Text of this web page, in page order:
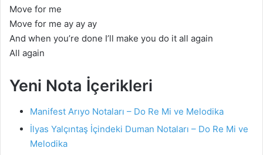
Move for me
Move for me ay ay ay
And when you’re done I’ll make you do it all again
All again
Yeni Nota İçerikleri
Manifest Arıyo Notaları – Do Re Mi ve Melodika
İlyas Yalçıntaş İçindeki Duman Notaları – Do Re Mi ve
Melodika